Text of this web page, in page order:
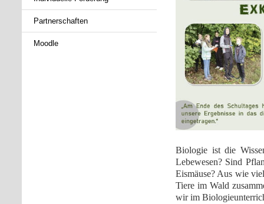
Biologie ist die
Lebewesen? Sind
Eismäuse?Aus wie
Tiere im Wald
wir im
Partnerschaften
Moodle